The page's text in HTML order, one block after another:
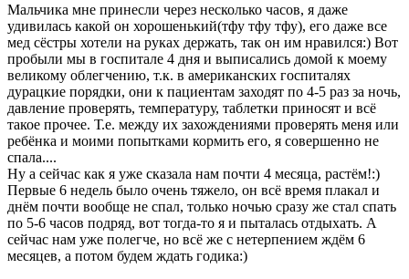
Мальчика мне принесли через несколько часов, я даже
удивилась какой он хорошенький(тфу тфу тфу), его даже все
мед сёстры хотели на руках держать, так он им нравился:) Вот
пробыли мы в госпитале 4 дня и выписались домой к моему
великому облегчению, т.к. в американских госпиталях
дурацкие порядки, они к пациентам заходят по 4-5 раз за ночь,
давление проверять, температуру, таблетки приносят и всё
такое прочее. Т.е. между их захождениями проверять меня или
ребёнка и моими попытками кормить его, я совершенно не
спала....
Ну а сейчас как я уже сказала нам почти 4 месяца, растём!:)
Первые 6 недель было очень тяжело, он всё время плакал и
днём почти вообще не спал, только ночью сразу же стал спать
по 5-6 часов подряд, вот тогда-то я и пыталась отдыхать. А
сейчас нам уже полегче, но всё же с нетерпением ждём 6
месяцев, а потом будем ждать годика:)